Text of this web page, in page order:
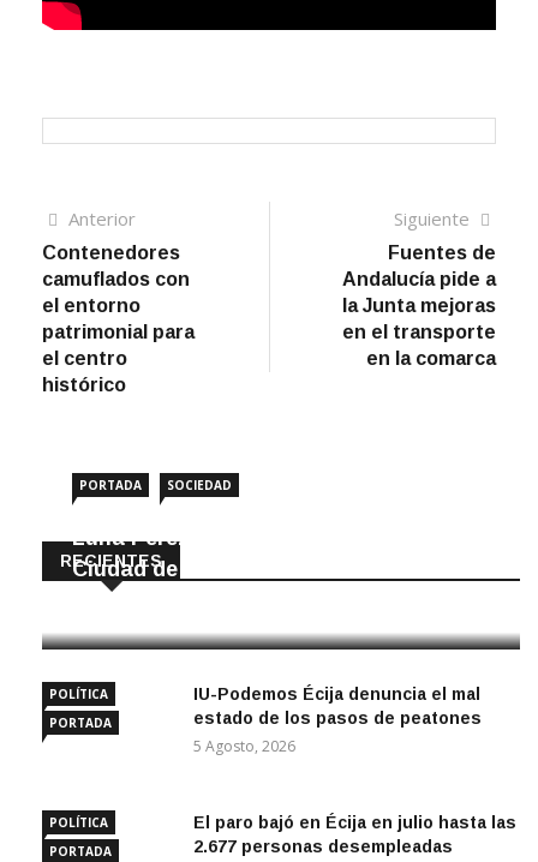
Navegación
de
entradas
AnteriorArtículo
anterior
Contenedores
camuflados con
el entorno
patrimonial para
el centro
histórico
Siguiente
Fuentes de
Andalucía pide a
la Junta mejoras
en el transporte
en la comarca
RECIENTES
PORTADA SOCIEDAD
Luna Pérez Flores viste de Feria a la
Ciudad de las Torres
POLÍTICA
PORTADA
IU-Podemos Écija denuncia el mal
estado de los pasos de peatones
5 Agosto, 2026
POLÍTICA
PORTADA
El paro bajó en Écija en julio hasta las
2.677 personas desempleadas